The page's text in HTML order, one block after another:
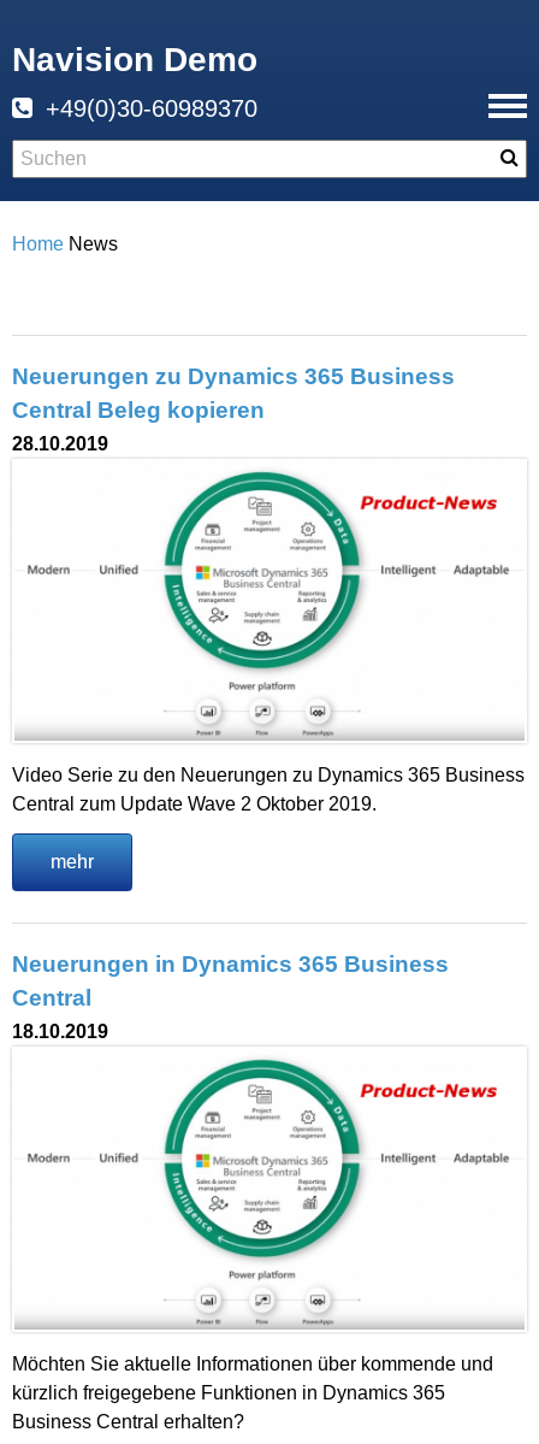
Navision Demo
+49(0)30-60989370
Home News
Neuerungen zu Dynamics 365 Business
Central Beleg kopieren
28.10.2019
Video Serie zu den Neuerungen zu Dynamics 365 Business
Central zum Update Wave 2 Oktober 2019.
mehr
Neuerungen in Dynamics 365 Business
Central
18.10.2019
Möchten Sie aktuelle Informationen über kommende und
kürzlich freigegebene Funktionen in Dynamics 365
Business Central erhalten?